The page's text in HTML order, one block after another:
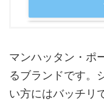
マンハッタン・ポ
るブランドです。
い方にはバッチリ